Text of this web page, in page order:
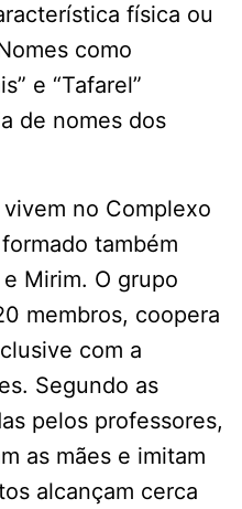
física ou
como
e “Tafarel”
de nomes dos
no Complexo
também
Mirim. O grupo
membros, coopera
com a
Segundo as
pelos professores,
as mães e imitam
alcançam cerca